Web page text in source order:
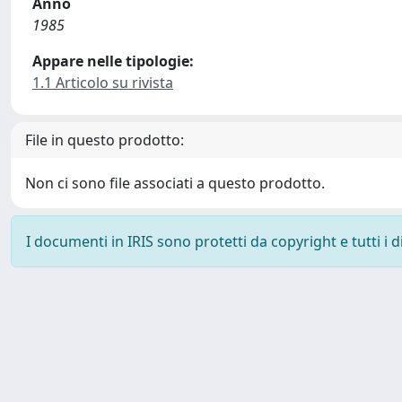
1985
Appare nelle tipologie:
1.1 Articolo su rivista
File in questo prodotto:
Non ci sono file associati a questo prodotto.
I documenti in IRIS sono protetti da copyright e tutti i